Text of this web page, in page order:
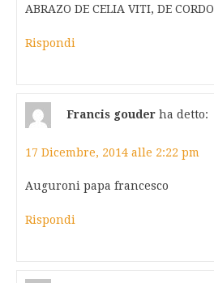
ABRAZO DE CELIA VITI, DE
Rispondi
Francis gouder ha detto:
17 Dicembre, 2014 alle 2:22 pm
Auguroni papa francesco
Rispondi